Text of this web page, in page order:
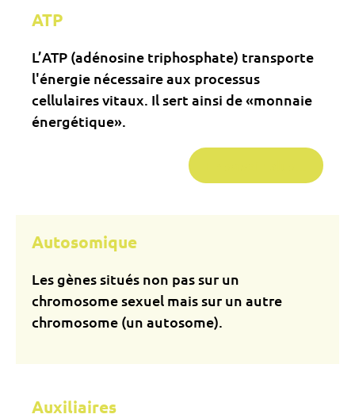
ATP
L’ATP (adénosine triphosphate) transporte
l'énergie nécessaire aux processus
cellulaires vitaux. Il sert ainsi de «monnaie
énergétique».
Autosomique
Les gènes situés non pas sur un
chromosome sexuel mais sur un autre
chromosome (un autosome).
Auxiliaires